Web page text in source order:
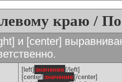
краю /
и [center]
[left] значение [/left]
[center] значение [/center]